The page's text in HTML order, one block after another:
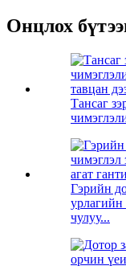
Онцлох
Тансаг
Гэрийн
урлагийн
чулуу...